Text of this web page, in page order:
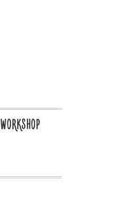
WORKSHOP